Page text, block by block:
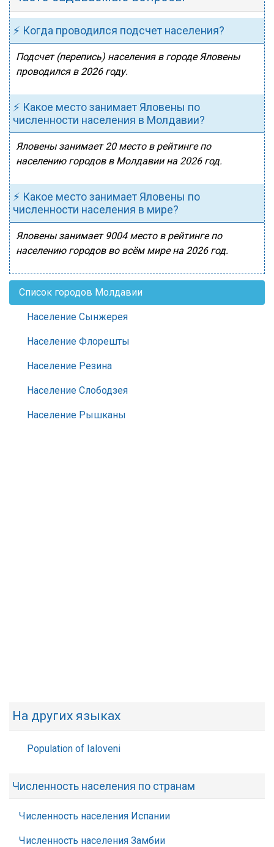
⚡ Когда проводился подсчет населения?
Подсчет (перепись) населения в городе Яловены
проводился в 2026 году.
⚡ Какое место занимает Яловены по
численности населения в Молдавии?
Яловены занимает 20 место в рейтинге по
населению городов в Молдавии на 2026 год.
⚡ Какое место занимает Яловены по
численности населения в мире?
Яловены занимает 9004 место в рейтинге по
населению городов во всём мире на 2026 год.
Список городов Молдавии
Население Сынжерея
Население Флорешты
Население Резина
Население Слободзея
Население Рышканы
На других языках
Population of Ialoveni
Численность населения по странам
Численность населения Испании
Численность населения Замбии